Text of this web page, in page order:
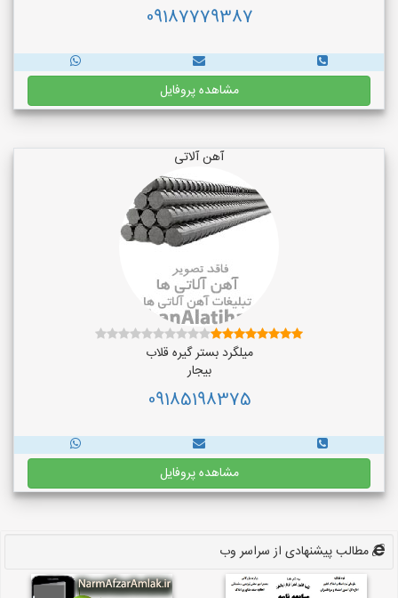
09187779387
مشاهده پروفایل
آهن آلاتی
میلگرد بستر گیره قلاب
بیجار
09185198375
مشاهده پروفایل
مطالب پیشنهادی از سراسر وب